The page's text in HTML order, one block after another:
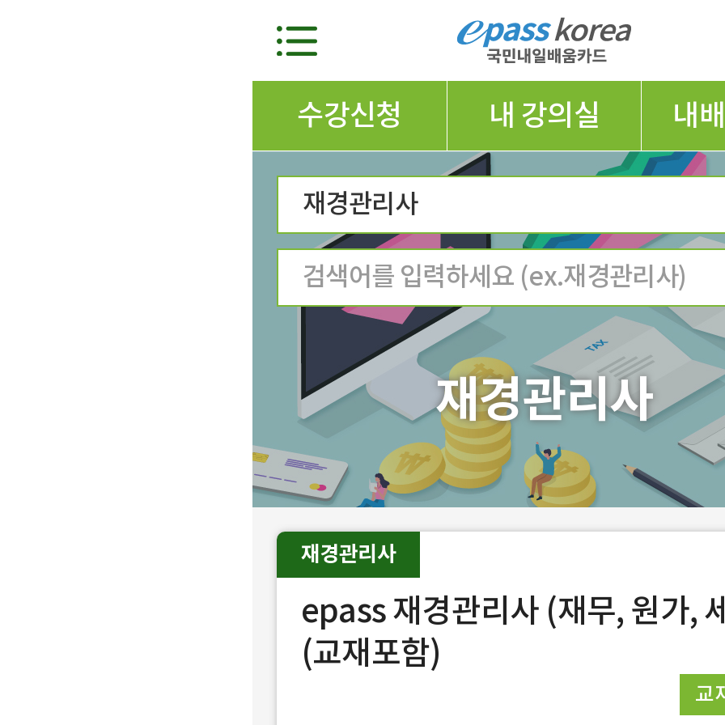
수강신청 내 강의실 내
재경관리사
재경관리사
epass 재경관리사 (재무, 원가,
(교재포함)
교
재경관리사